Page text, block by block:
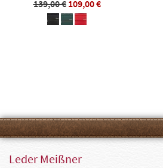
139,00 € 109,00 €
Leder Meißner